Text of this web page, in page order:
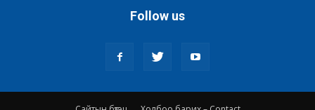
Follow us